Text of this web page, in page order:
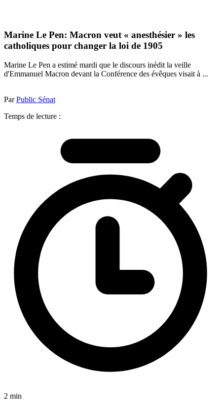
Marine Le Pen: Macron veut « anesthésier » les
catholiques pour changer la loi de 1905
Marine Le Pen a estimé mardi que le discours inédit la veille
d'Emmanuel Macron devant la Conférence des évêques visait à ...
ParPublic Sénat
Temps de lecture :
2 min